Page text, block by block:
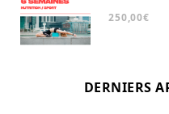
sur 5
250,00€
DERNIERS